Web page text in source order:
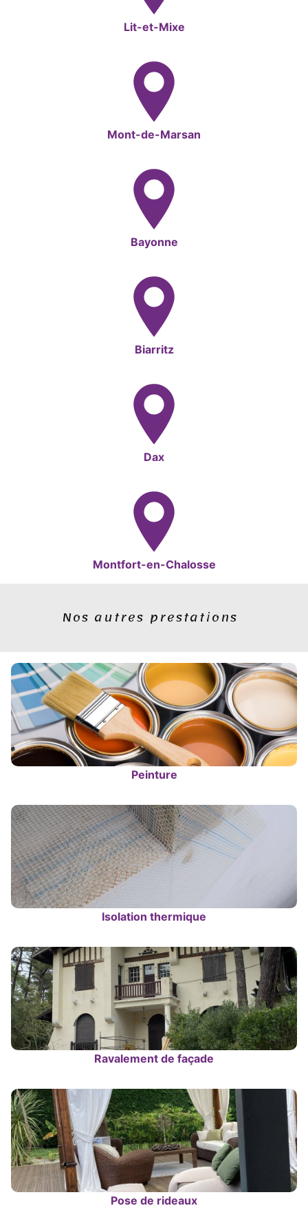
Lit-et-Mixe
Mont-de-Marsan
Bayonne
Biarritz
Dax
Montfort-en-Chalosse
Nos autres prestations
Peinture
Isolation thermique
Ravalement de façade
Pose de rideaux